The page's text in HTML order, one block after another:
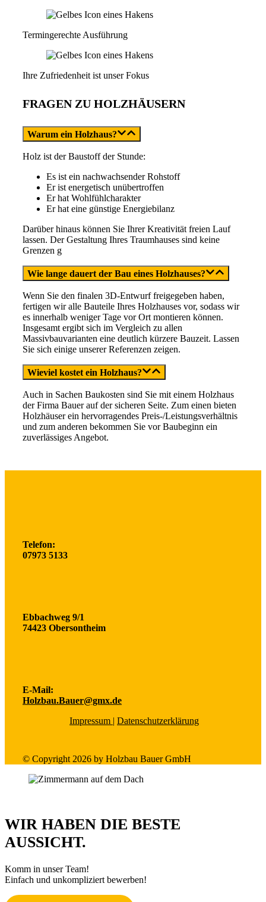
Termingerechte Ausführung
Ihre Zufriedenheit ist unser Fokus
FRAGEN ZU HOLZHÄUSERN
Warum ein Holzhaus?
Holz ist der Baustoff der Stunde:
Es ist ein nachwachsender Rohstoff
Er ist energetisch unübertroffen
Er hat Wohlfühlcharakter
Er hat eine günstige Energiebilanz
Darüber hinaus können Sie Ihrer Kreativität freien Lauf
lassen. Der Gestaltung Ihres Traumhauses sind keine
Grenzen g
Wie lange dauert der Bau eines Holzhauses?
Wenn Sie den finalen 3D-Entwurf freigegeben haben,
fertigen wir alle Bauteile Ihres Holzhauses vor, sodass wir
es innerhalb weniger Tage vor Ort montieren können.
Insgesamt ergibt sich im Vergleich zu allen
Massivbauvarianten eine deutlich kürzere Bauzeit. Lassen
Sie sich einige unserer Referenzen zeigen.
Wieviel kostet ein Holzhaus?
Auch in Sachen Baukosten sind Sie mit einem Holzhaus
der Firma Bauer auf der sicheren Seite. Zum einen bieten
Holzhäuser ein hervorragendes Preis-/Leistungsverhältnis
und zum anderen bekommen Sie vor Baubeginn ein
zuverlässiges Angebot.
Telefon:
07973 5133
Ebbachweg 9/1
74423 Obersontheim
E-Mail:
Holzbau.Bauer@gmx.de
Impressum | Datenschutzerklärung
© Copyright 2026 by Holzbau Bauer GmbH
WIR HABEN DIE BESTE
AUSSICHT.
Komm in unser Team!
Einfach und unkompliziert bewerben!